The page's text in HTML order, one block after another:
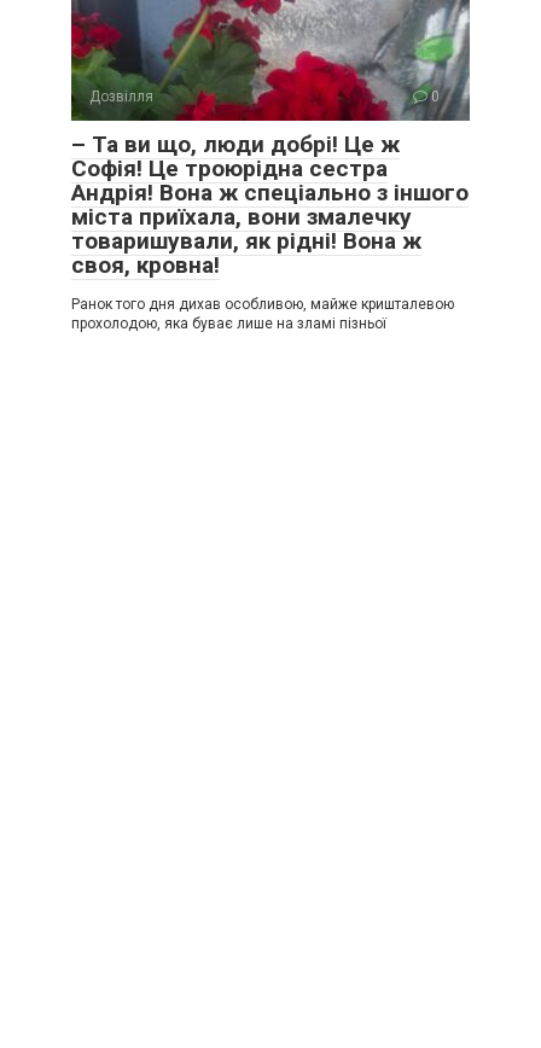
Дозвілля 0
– Та ви що, люди добрі! Це ж
Софія! Це троюрідна сестра
Андрія! Вона ж спеціально з іншого
міста приїхала, вони змалечку
товаришували, як рідні! Вона ж
своя, кровна!
Ранок того дня дихав особливою, майже кришталевою
прохолодою, яка буває лише на зламі пізньої